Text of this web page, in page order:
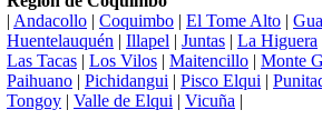
| Andacollo | Coquimbo | El Tome Alto |
Huentelauquén | Illapel | Juntas | La Higuera
Las Tacas | Los Vilos | Maitencillo | Monte
Paihuano | Pichidangui | Pisco Elqui |
Tongoy | Valle de Elqui | Vicuña |